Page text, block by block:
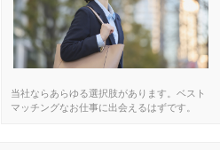
当社ならあらゆる選択肢があります。ベスト
マッチングなお仕事に出会えるはずです。